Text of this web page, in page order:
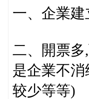
一、企業
二、開票多
是企業不
较少等等)